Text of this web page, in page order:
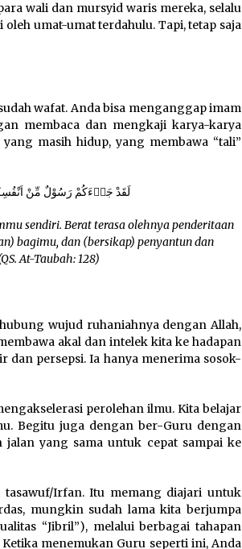
wali dan mursyid waris mereka, selalu
umat-umat terdahulu. Tapi, tetap saja
wafat. Anda bisa menganggap imam
membaca dan mengkaji karya-karya
yang masih hidup, yang membawa “tali”
لَقَدْ جَاۤءَكُمْ رَسُوْلٌ مِّنْ
sendiri. Berat terasa olehnya penderitaan
bagimu, dan (bersikap) penyantun dan
At-Taubah: 128)
wujud ruhaniahnya dengan Allah,
akal dan intelek kita ke hadapan
dan persepsi. Ia hanya menerima sosok-
perolehan ilmu. Kita belajar
Begitu juga dengan ber-Guru dengan
yang sama untuk cepat sampai ke
tasawuf/Irfan. Itu memang diajari untuk
mungkin sudah lama kita berjumpa
“Jibril”), melalui berbagai tahapan
menemukan Guru seperti ini, Anda